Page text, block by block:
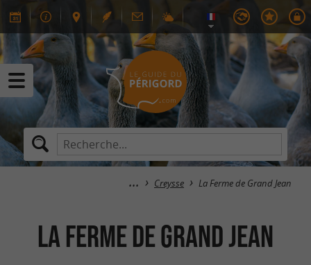
Creysse La Ferme de Grand Jean
La Ferme de Grand Jean